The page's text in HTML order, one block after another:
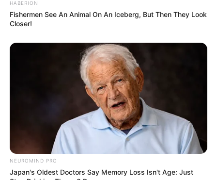
ΤΑΥΤΟΤΗΤΑ ΚΑΙ ΕΠΙΚΟΙΝΩΝΙΑ ΟΡΟΙ ΧΡΗΣΗΣ
HABERION
Fishermen See An Animal On An Iceberg, But Then They Look
Closer!
NEUROMIND PRO
Japan's Oldest Doctors Say Memory Loss Isn't Age: Just